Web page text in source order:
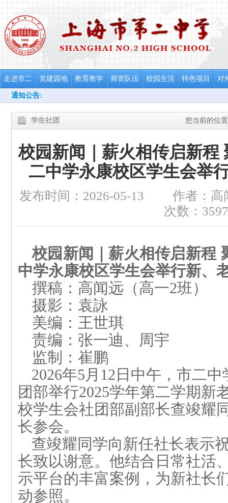
走进市二 党建园地 教育教学 师资队伍 校园生活 特色项目 对
通知公告:
您当前的位
学生社团
校园新闻｜薪火相传启新程
二中学永康校区学生会举
发布时间：2026-05-13
作者：高
次数：3597
校园新闻｜薪火相传启新程
中学永康校区学生会举行新、
撰稿： 高闻远 （高一2班）
摄影： 袁詠
美编：王世琪
责编：张一迪、周宇
监制：崔鹏
2026年5月 12 日中午， 市二中
团部举行2025学年第二学期新
校学生会社团部副部长查竣耀
长参会。
查竣耀同学向新任社长表示
长致以谢意。他结合 日常社活
示平台的丰富案例，为新社长
动参照。